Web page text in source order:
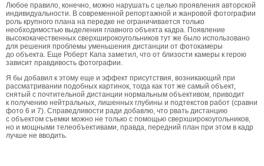
Любое правило, конечно, можно нарушать с целью проявления авторской
индивидуальности. В современной репортажной и жанровой фотографии
роль крупного плана на передке не ограничивается только
необходимостью выделения главного объекта кадра. Появление
высококачественных сверхширокоугольников тут же было использовано
для решения проблемы уменьшения дистанции от фотокамеры
до объекта. Еще Роберт Капа заметил, что от близости камеры к герою
зависит правдивость фотографии.
Я бы добавил к этому еще и эффект присутствия, возникающий при
рассматривании подобных картинок, тогда как тот же самый объект,
снятый с почтительной дистанции нормальным объективом, приводит
к получению нейтральных, лишенных глубины и подтекстов работ (сравни
фото 6 и 7). Справедливости ради добавлю, что рвать дистанцию
с объектом съемки можно не только с помощью сверхширокоугольников,
но и мощными телеобъективами, правда, передний план при этом в кадр
лучше не вводить.